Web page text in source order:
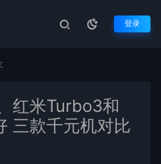
登录
红米Turbo3和
三款千元机对比